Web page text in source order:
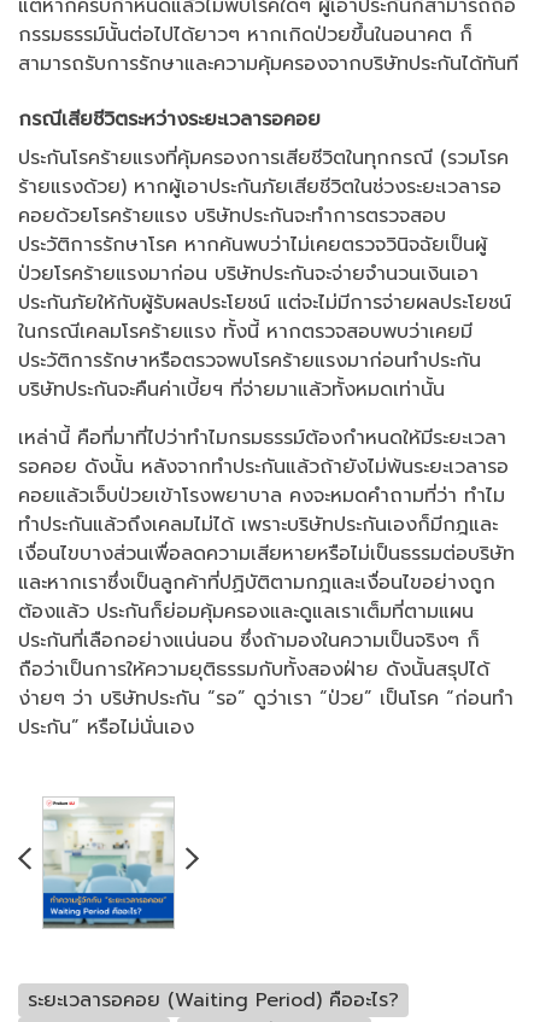
กรรมธรรม์นั้นต่อไปได้ยาวๆ หากเกิดป่วยขึ้นในอนาคต ก็
สามารถรับการรักษาและความคุ้มครองจากบริษัทประกันได้ทันที
กรณีเสียชีวิตระหว่างระยะเวลารอคอย
ประกันโรคร้ายแรงที่คุ้มครองการเสียชีวิตในทุกกรณี (รวมโรค
ร้ายแรงด้วย) หากผู้เอาประกันภัยเสียชีวิตในช่วงระยะเวลารอ
คอยด้วยโรคร้ายแรง บริษัทประกันจะทำการตรวจสอบ
ประวัติการรักษาโรค หากค้นพบว่าไม่เคยตรวจวินิจฉัยเป็นผู้
ป่วยโรคร้ายแรงมาก่อน บริษัทประกันจะจ่ายจำนวนเงินเอา
ประกันภัยให้กับผู้รับผลประโยชน์ แต่จะไม่มีการจ่ายผลประโยชน์
ในกรณีเคลมโรคร้ายแรง ทั้งนี้ หากตรวจสอบพบว่าเคยมี
ประวัติการรักษาหรือตรวจพบโรคร้ายแรงมาก่อนทำประกัน
บริษัทประกันจะคืนค่าเบี้ยฯ ที่จ่ายมาแล้วทั้งหมดเท่านั้น
เหล่านี้ คือที่มาที่ไปว่าทำไมกรมธรรม์ต้องกำหนดให้มีระยะเวลา
รอคอย ดังนั้น หลังจากทำประกันแล้วถ้ายังไม่พ้นระยะเวลารอ
คอยแล้วเจ็บป่วยเข้าโรงพยาบาล คงจะหมดคำถามที่ว่า ทำไม
ทำประกันแล้วถึงเคลมไม่ได้ เพราะบริษัทประกันเองก็มีกฎและ
เงื่อนไขบางส่วนเพื่อลดความเสียหายหรือไม่เป็นธรรมต่อบริษัท
และหากเราซึ่งเป็นลูกค้าที่ปฏิบัติตามกฎและเงื่อนไขอย่างถูก
ต้องแล้ว ประกันก็ย่อมคุ้มครองและดูแลเราเต็มที่ตามแผน
ประกันที่เลือกอย่างแน่นอน ซึ่งถ้ามองในความเป็นจริงๆ ก็
ถือว่าเป็นการให้ความยุติธรรมกับทั้งสองฝ่าย ดังนั้นสรุปได้
ง่ายๆ ว่า บริษัทประกัน “รอ” ดูว่าเรา “ป่วย” เป็นโรค “ก่อนทำ
ประกัน” หรือไม่นั่นเอง
ระยะเวลารอคอย (Waiting Period) คืออะไร?